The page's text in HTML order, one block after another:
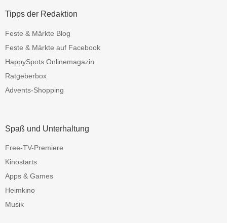
Tipps der Redaktion
Feste & Märkte Blog
Feste & Märkte auf Facebook
HappySpots Onlinemagazin
Ratgeberbox
Advents-Shopping
Spaß und Unterhaltung
Free-TV-Premiere
Kinostarts
Apps & Games
Heimkino
Musik